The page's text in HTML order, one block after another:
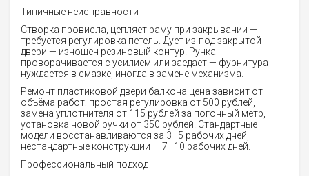
Типичные неисправности
Створка провисла, цепляет раму при закрывании —
требуется регулировка петель. Дует из-под закрытой
двери — изношен резиновый контур. Ручка
проворачивается с усилием или заедает — фурнитура
нуждается в смазке, иногда в замене механизма.
Ремонт пластиковой двери балкона цена зависит от
объёма работ: простая регулировка от 500 рублей,
замена уплотнителя от 115 рублей за погонный метр,
установка новой ручки от 350 рублей. Стандартные
модели восстанавливаются за 3–5 рабочих дней,
нестандартные конструкции — 7–10 рабочих дней.
Профессиональный подход